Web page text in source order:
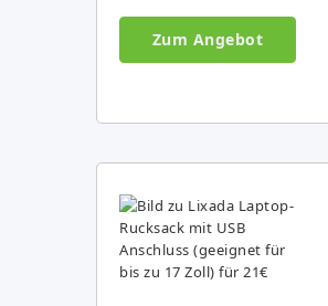
Zum Angebot